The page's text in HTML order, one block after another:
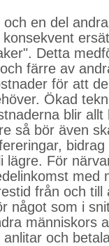
och en del
Detta
färre av
för att
Ökad
blir allt
så bör även
bidrag
lägre. För
med
från och till
något som i
människors
och